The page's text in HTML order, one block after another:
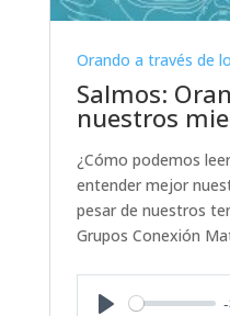
Orando a través de
Salmos:
nuestros
¿Cómo podemos
entender mejor
pesar de nuestros
Grupos Conexión